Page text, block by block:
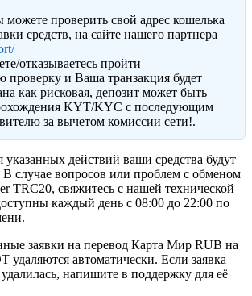
проверить свой адрес кошелька
средств, на сайте нашего партнера
отказываетесь пройти
проверку и Ваша транзакция будет
как рисковая, депозит может быть
KYT/KYC с последующим
за вычетом комиссии сети!.
действий ваши средства будут
В случае вопросов или проблем с обменом
TRC20, свяжитесь с нашей технической
каждый день с 08:00 до 22:00 по
заявки на перевод Карта Мир RUB на
удаляются автоматически. Если заявка
напишите в поддержку для её